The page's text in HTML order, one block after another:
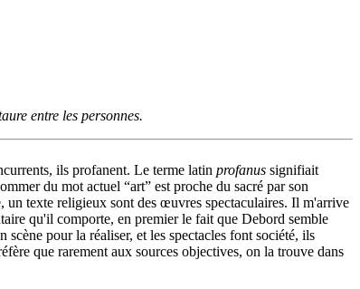
entre les personnes.
ils profanent. Le terme latin profanus signifiait
du mot actuel “art” est proche du sacré par son
texte religieux sont des œuvres spectaculaires. Il m'arrive
qu'il comporte, en premier le fait que Debord semble
pour la réaliser, et les spectacles font société, ils
que rarement aux sources objectives, on la trouve dans